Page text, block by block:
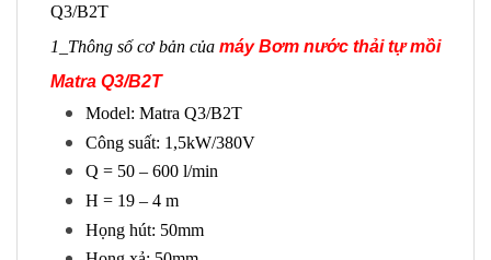
Q3/B2T
1_Thông số cơ bản của máy Bơm nước thải tự mồi
Matra Q3/B2T
Model: Matra Q3/B2T
Công suất: 1,5kW/380V
Q = 50 – 600 l/min
H = 19 – 4 m
Họng hút: 50mm